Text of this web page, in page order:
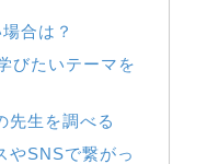
合は？
びたいテーマを
先生を調べる
やSNSで繋がっ